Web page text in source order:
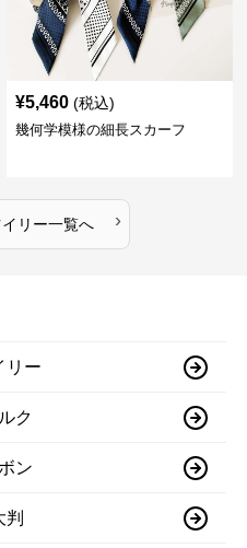
¥5,460 (税込)
幾何学模様の細長スカーフ
リー一覧へ ›
リー
ク
ン
判